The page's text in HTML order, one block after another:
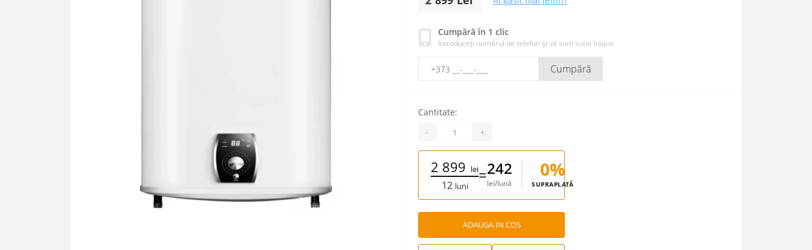
Cumpără în 1 clic
Introduceți numărul de telefon și vă vom suna înapoi
Cumpără
Cantitate:
- +
2 899 lei
12 luni
=242
lei/lună
0%
SUPRAPLATĂ
ADAUGA IN COS